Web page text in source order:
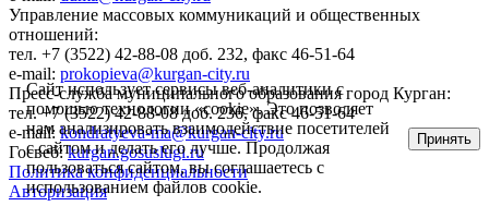
Управление массовых коммуникаций и общественных
отношений:
тел. +7 (3522) 42-88-08 доб. 232, факс 46-51-64
e-mail: prokopieva@kurgan-city.ru
Пресс-служба муниципального образования город Курган:
тел. +7 (3522) 42-88-08 доб. 236, факс 46-51-64
e-mail:kondratyeva-ma@kurgan-city.ru
Госвеб:kurgan.gosuslugi.ru
Политика конфиденциальности
Авторизация
Сайт использует сервисы веб-аналитики с
помощью технологии «cookie». Это позволяет
нам анализировать взаимодействие посетителей
с сайтом и делать его лучше. Продолжая
пользоваться сайтом, вы соглашаетесь с
использованием файлов cookie.
Принять